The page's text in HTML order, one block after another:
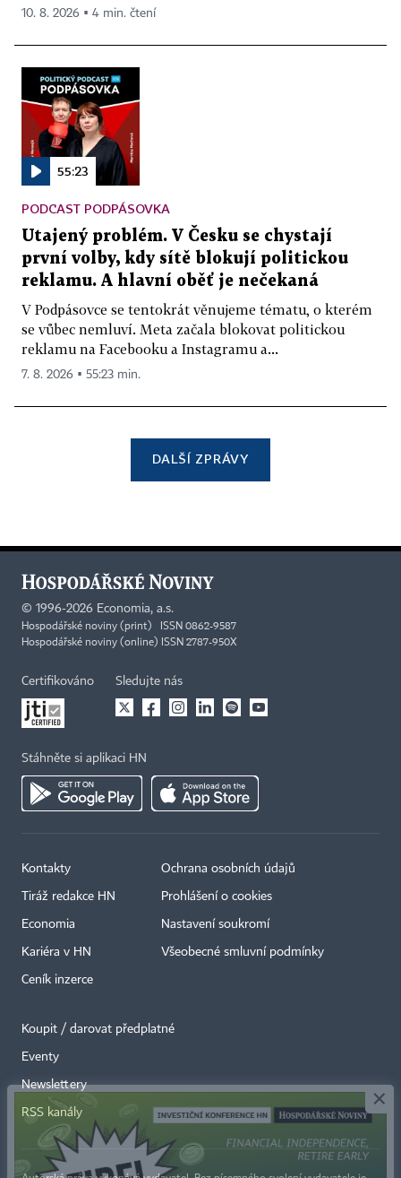
10. 8. 2026 ▪ 4 min. čtení
55:23
PODCAST PODPÁSOVKA
Utajený problém. V Česku se chystají
první volby, kdy sítě blokují politickou
reklamu. A hlavní oběť je nečekaná
V Podpásovce se tentokrát věnujeme tématu, o kterém
se vůbec nemluví. Meta začala blokovat politickou
reklamu na Facebooku a Instagramu a...
7. 8. 2026 ▪ 55:23 min.
DALŠÍ ZPRÁVY
© 1996-2026 Economia, a.s.
Hospodářské noviny (print) ISSN 0862-9587
Hospodářské noviny (online) ISSN 2787-950X
Certifikováno Sledujte nás
Stáhněte si aplikaci HN
Kontakty
Tiráž redakce HN
Economia
Kariéra v HN
Ceník inzerce
Ochrana osobních údajů
Prohlášení o cookies
Nastavení soukromí
Všeobecné smluvní podmínky
Koupit / darovat předplatné
Eventy
Newslettery
RSS kanály